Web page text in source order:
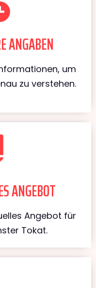
ANGABEN
um
zu verstehen.
ANGEBOT
Angebot für
Tokat.